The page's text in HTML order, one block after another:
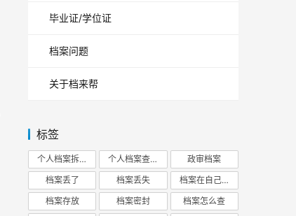
毕业证/学位证
档案问题
关于档来帮
标签
个人档案拆开 个人档案查询 政审档案
档案丢了 档案丢失 档案在自己手里
档案存放 档案密封 档案怎么查